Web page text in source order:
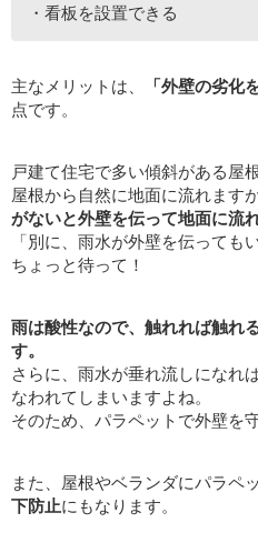
・看板を設置できる
主なメリットは、 「外壁の劣化
点です。
戸建て住宅で多い傾斜がある屋
屋根から自然に地面に流れますが
がないと外壁を伝って地面に流
「別に、雨水が外壁を伝っても
ちょっと待って！
雨は酸性なので、触れれば触れ
す。
さらに、雨水が垂れ流しになれ
なわれてしまいますよね。
そのため、パラペットで外壁を
また、屋根やベランダにパラペ
下防止にもなります。